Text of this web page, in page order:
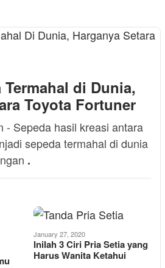
di Dunia,
Toyota Fortuner
- Sepeda hasil kreasi antara
sepeda termahal di dunia
.
January 27, 2020
Inilah 3 Ciri Pria Setia yang
Harus Wanita Ketahui